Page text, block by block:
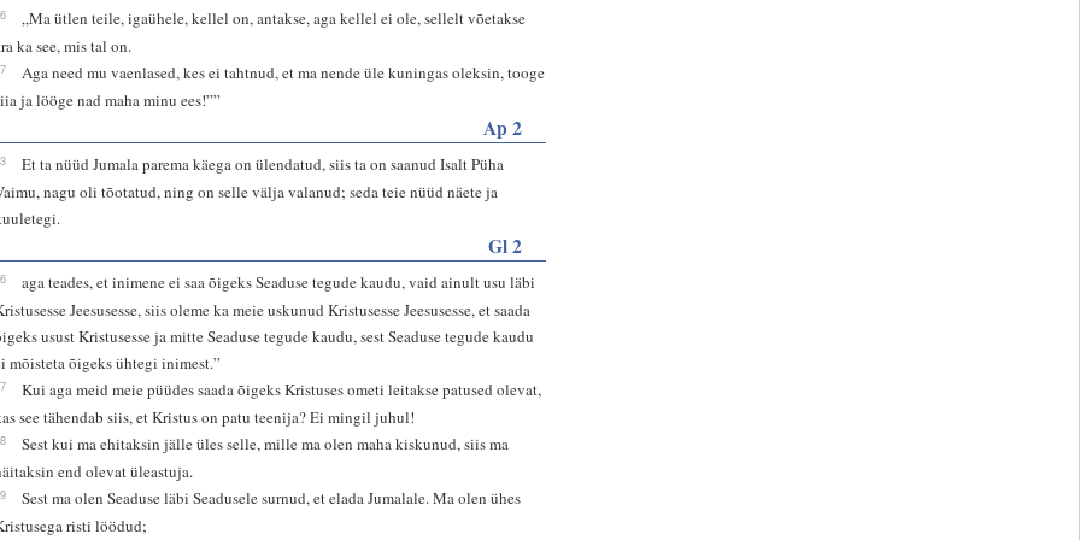
„Ma ütlen teile, igaühele, kellel on, antakse, aga kellel ei ole, sellelt võetakse
ka see, mis tal on.
Aga need mu vaenlased, kes ei tahtnud, et ma nende üle kuningas oleksin, tooge
ja lööge nad maha minu ees!””
Ap 2
Et ta nüüd Jumala parema käega on ülendatud, siis ta on saanud Isalt Püha
nagu oli tõotatud, ning on selle välja valanud; seda teie nüüd näete ja
Gl 2
aga teades, et inimene ei saa õigeks Seaduse tegude kaudu, vaid ainult usu läbi
Jeesusesse, siis oleme ka meie uskunud Kristusesse Jeesusesse, et saada
usust Kristusesse ja mitte Seaduse tegude kaudu, sest Seaduse tegude kaudu
mõisteta õigeks ühtegi inimest.”
Kui aga meid meie püüdes saada õigeks Kristuses ometi leitakse patused olevat,
see tähendab siis, et Kristus on patu teenija? Ei mingil juhul!
Sest kui ma ehitaksin jälle üles selle, mille ma olen maha kiskunud, siis ma
end olevat üleastuja.
Sest ma olen Seaduse läbi Seadusele surnud, et elada Jumalale. Ma olen ühes
risti löödud;